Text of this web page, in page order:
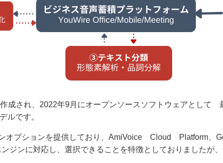
成され、2022年9月にオープンソースソフトウェアとして
ルです。
オプションを提供しており、AmiVoice Cloud Platform、
ジンに対応し、選択できることを特徴としておりましたが